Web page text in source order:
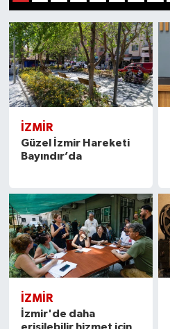
İZMIR
Güzel İzmir Hareketi
Bayındır’da
İZMIR
İzmir'de daha